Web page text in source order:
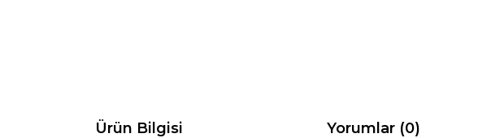
Ürün Bilgisi Yorumlar (0)